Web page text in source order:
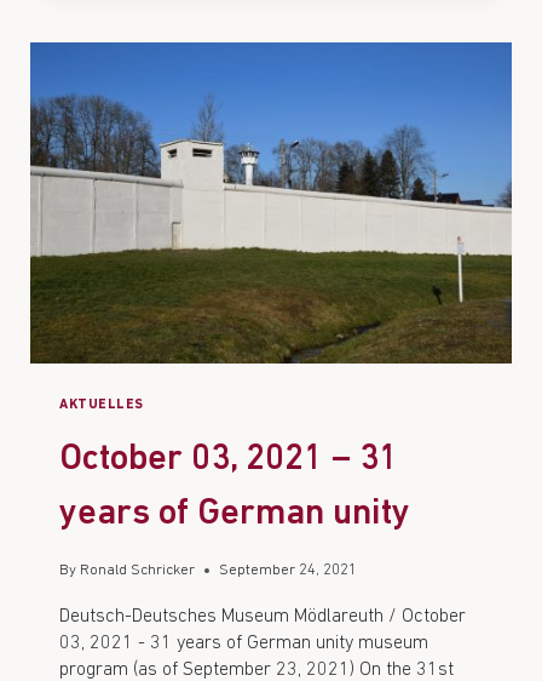
AKTUELLES
October 03, 2021 – 31
years of German unity
By Ronald Schricker September 24, 2021
Deutsch-Deutsches Museum Mödlareuth / October
03, 2021 - 31 years of German unity museum
program (as of September 23, 2021) On the 31st